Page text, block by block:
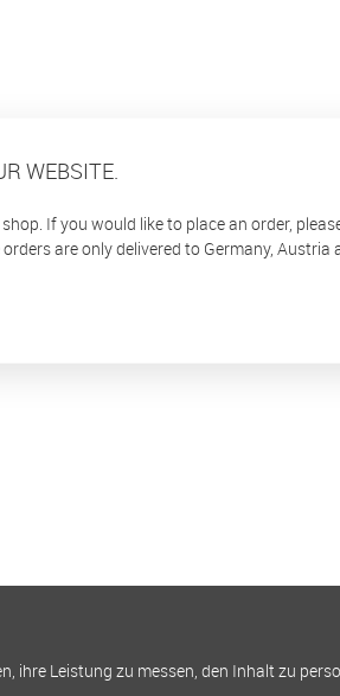
WEBSITE.
If you would like to place an order,
are only delivered to Germany, Austria
ihre Leistung zu messen, den Inhalt zu